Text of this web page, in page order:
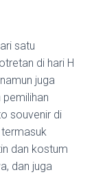
satu
di hari H
juga
souvenir di
dan kostum
dan juga